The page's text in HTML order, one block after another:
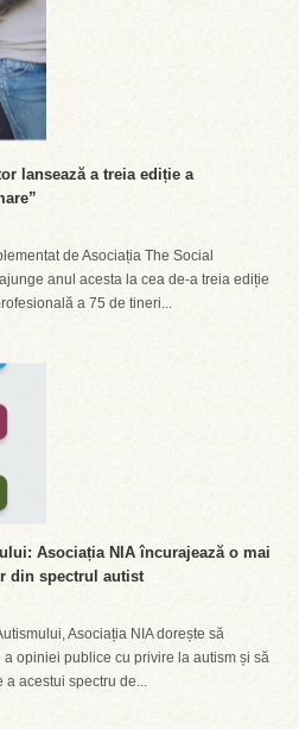
lansează a treia ediție a
de Asociația The Social
anul acesta la cea de-a treia ediție
a 75 de tineri...
Asociația NIA încurajează o mai
din spectrul autist
Asociația NIA dorește să
opiniei publice cu privire la autism și să
acestui spectru de...